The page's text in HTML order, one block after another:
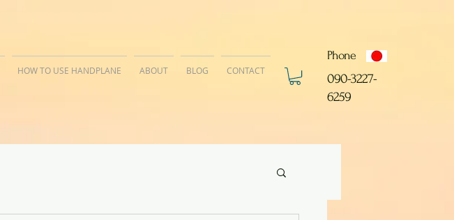
​090-3227-
6259
Phone
HOW TO USE HANDPLANE ABOUT BLOG CONTACT